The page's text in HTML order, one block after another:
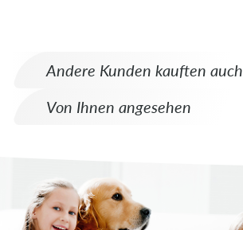
Andere Kunden kauften auch
Von Ihnen angesehen